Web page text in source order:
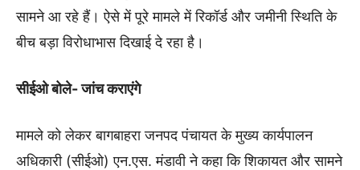
सामने आ रहे हैं। ऐसे में पूरे मामले में रिकॉर्ड और जमीनी स्थिति के
बीच बड़ा विरोधाभास दिखाई दे रहा है।
सीईओ बोले- जांच कराएंगे
मामले को लेकर बागबाहरा जनपद पंचायत के मुख्य कार्यपालन
अधिकारी (सीईओ) एन.एस. मंडावी ने कहा कि शिकायत और सामने